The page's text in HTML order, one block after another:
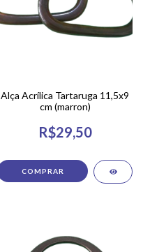
Alça Acrílica Tartaruga 11,5x9
cm (marron)
R$29,50